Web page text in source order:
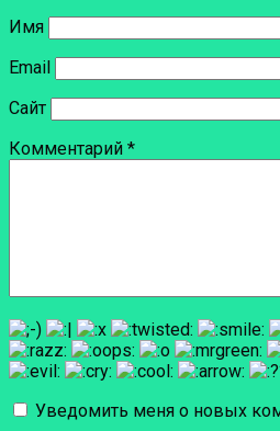
Имя
Email
Сайт
Комментарий *
Уведомить меня о новых